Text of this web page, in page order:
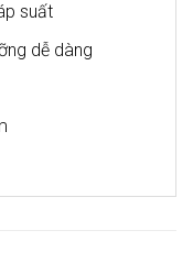
suất
dễ dàng